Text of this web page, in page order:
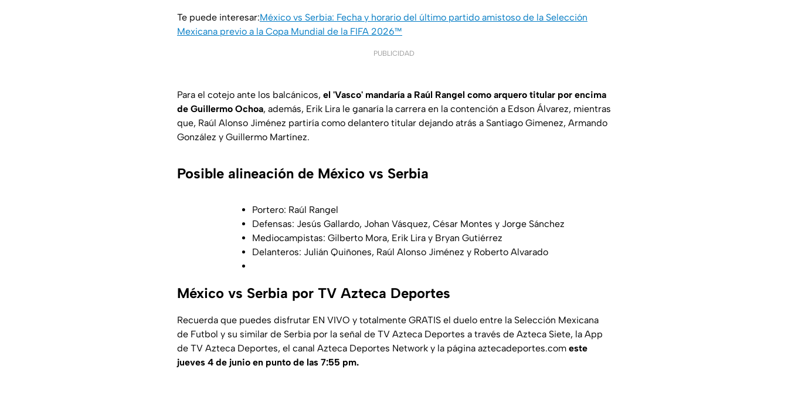
Te puede interesar:México vs Serbia: Fecha y horario del último partido amistoso de la Selección
Mexicana previo a la Copa Mundial de la FIFA 2026™
PUBLICIDAD
Para el cotejo ante los balcánicos, el 'Vasco' mandaría a Raúl Rangel como arquero titular por encima
de Guillermo Ochoa, además, Erik Lira le ganaría la carrera en la contención a Edson Álvarez, mientras
que, Raúl Alonso Jiménez partiría como delantero titular dejando atrás a Santiago Gimenez, Armando
González y Guillermo Martínez.
Posible alineación de México vs Serbia
Portero: Raúl Rangel
Defensas: Jesús Gallardo, Johan Vásquez, César Montes y Jorge Sánchez
Mediocampistas: Gilberto Mora, Erik Lira y Bryan Gutiérrez
Delanteros: Julián Quiñones, Raúl Alonso Jiménez y Roberto Alvarado
México vs Serbia por TV Azteca Deportes
Recuerda que puedes disfrutar EN VIVO y totalmente GRATIS el duelo entre la Selección Mexicana
de Futbol y su similar de Serbia por la señal de TV Azteca Deportes a través de Azteca Siete, la App
de TV Azteca Deportes, el canal Azteca Deportes Network y la página aztecadeportes.com este
jueves 4 de junio en punto de las 7:55 pm.